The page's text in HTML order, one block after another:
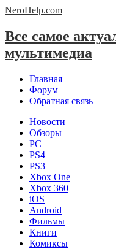
NeroHelp.com
Все самое
мультимедиа
Главная
Форум
Обратная связь
Новости
Обзоры
PC
PS4
PS3
Xbox One
Xbox 360
iOS
Android
Фильмы
Книги
Комиксы